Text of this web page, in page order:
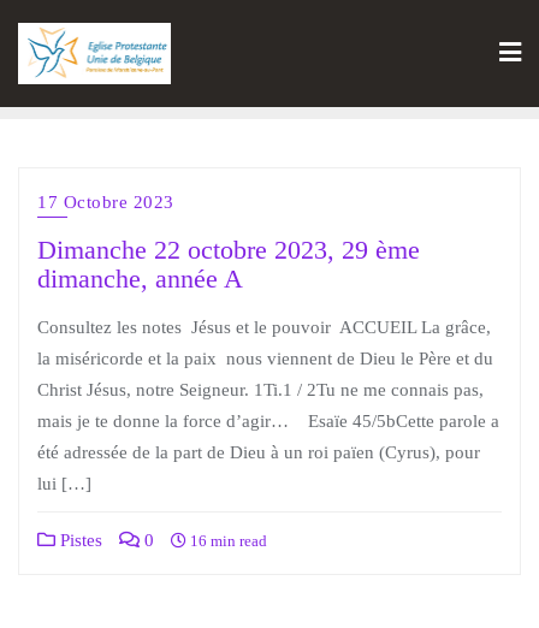
17 Octobre 2023
Dimanche 22 octobre 2023, 29 ème
dimanche, année A
Consultez les notes Jésus et le pouvoir ACCUEIL La grâce,
la miséricorde et la paix nous viennent de Dieu le Père et du
Christ Jésus, notre Seigneur. 1Ti.1 / 2Tu ne me connais pas,
mais je te donne la force d’agir… Esaïe 45/5bCette parole a
été adressée de la part de Dieu à un roi païen (Cyrus), pour
lui […]
Pistes 0 16 min read